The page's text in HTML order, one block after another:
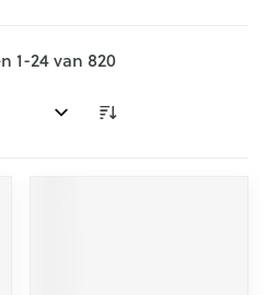
1-24van 820